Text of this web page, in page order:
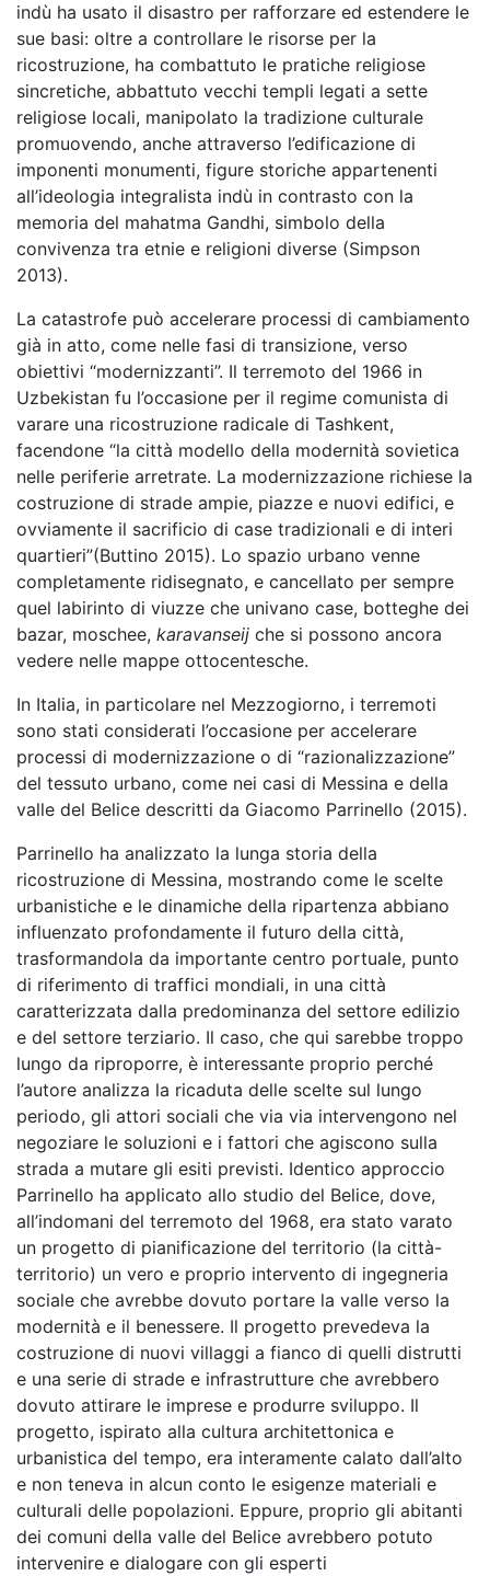
indù ha usato il disastro per rafforzare ed estendere le
sue basi: oltre a controllare le risorse per la
ricostruzione, ha combattuto le pratiche religiose
sincretiche, abbattuto vecchi templi legati a sette
religiose locali, manipolato la tradizione culturale
promuovendo, anche attraverso l’edificazione di
imponenti monumenti, figure storiche appartenenti
all’ideologia integralista indù in contrasto con la
memoria del mahatma Gandhi, simbolo della
convivenza tra etnie e religioni diverse (Simpson
2013).
La catastrofe può accelerare processi di cambiamento
già in atto, come nelle fasi di transizione, verso
obiettivi “modernizzanti”. Il terremoto del 1966 in
Uzbekistan fu l’occasione per il regime comunista di
varare una ricostruzione radicale di Tashkent,
facendone “la città modello della modernità sovietica
nelle periferie arretrate. La modernizzazione richiese la
costruzione di strade ampie, piazze e nuovi edifici, e
ovviamente il sacrificio di case tradizionali e di interi
quartieri”(Buttino 2015). Lo spazio urbano venne
completamente ridisegnato, e cancellato per sempre
quel labirinto di viuzze che univano case, botteghe dei
bazar, moschee, karavanseij che si possono ancora
vedere nelle mappe ottocentesche.
In Italia, in particolare nel Mezzogiorno, i terremoti
sono stati considerati l’occasione per accelerare
processi di modernizzazione o di “razionalizzazione”
del tessuto urbano, come nei casi di Messina e della
valle del Belice descritti da Giacomo Parrinello (2015).
Parrinello ha analizzato la lunga storia della
ricostruzione di Messina, mostrando come le scelte
urbanistiche e le dinamiche della ripartenza abbiano
influenzato profondamente il futuro della città,
trasformandola da importante centro portuale, punto
di riferimento di traffici mondiali, in una città
caratterizzata dalla predominanza del settore edilizio
e del settore terziario. Il caso, che qui sarebbe troppo
lungo da riproporre, è interessante proprio perché
l’autore analizza la ricaduta delle scelte sul lungo
periodo, gli attori sociali che via via intervengono nel
negoziare le soluzioni e i fattori che agiscono sulla
strada a mutare gli esiti previsti. Identico approccio
Parrinello ha applicato allo studio del Belice, dove,
all’indomani del terremoto del 1968, era stato varato
un progetto di pianificazione del territorio (la città-
territorio) un vero e proprio intervento di ingegneria
sociale che avrebbe dovuto portare la valle verso la
modernità e il benessere. Il progetto prevedeva la
costruzione di nuovi villaggi a fianco di quelli distrutti
e una serie di strade e infrastrutture che avrebbero
dovuto attirare le imprese e produrre sviluppo. Il
progetto, ispirato alla cultura architettonica e
urbanistica del tempo, era interamente calato dall’alto
e non teneva in alcun conto le esigenze materiali e
culturali delle popolazioni. Eppure, proprio gli abitanti
dei comuni della valle del Belice avrebbero potuto
intervenire e dialogare con gli esperti